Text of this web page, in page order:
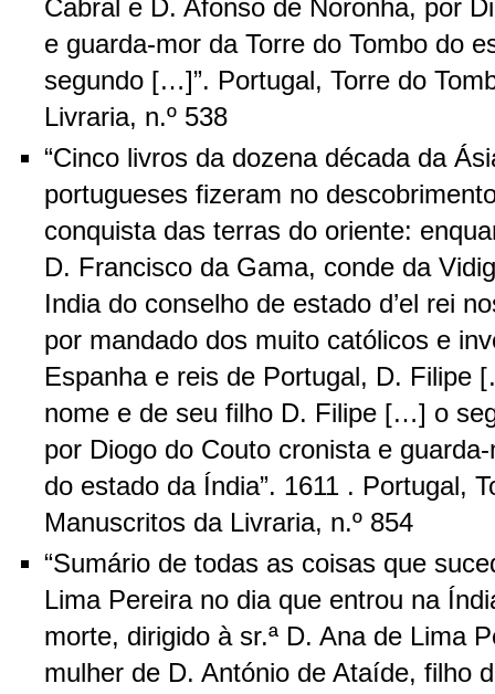
Cabral e D. Afonso de Noronha, por
e guarda-mor da Torre do Tombo do
segundo […]”. Portugal, Torre do
Livraria, n.º 538
“Cinco livros da dozena década da
portugueses fizeram no
conquista das terras do oriente:
D. Francisco da Gama, conde da
India do conselho de estado d’el rei
por mandado dos muito católicos e
Espanha e reis de Portugal, D. Filipe
nome e de seu filho D. Filipe […] o
por Diogo do Couto cronista e
do estado da Índia”. 1611 . Portugal,
Manuscritos da Livraria, n.º 854
“Sumário de todas as coisas que
Lima Pereira no dia que entrou na
morte, dirigido à sr.ª D. Ana de Lima
mulher de D. António de Ataíde, filho